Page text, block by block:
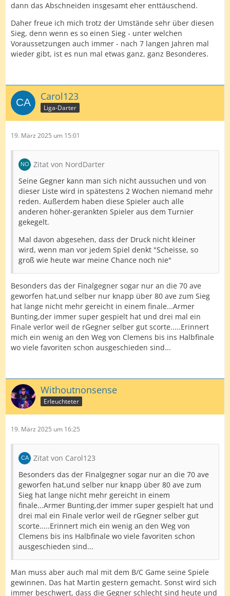
dann das Abschneiden insgesamt eher enttäuschend.
Daher freue ich mich trotz der Umstände sehr über diesen
Sieg, denn wenn es so einen Sieg - unter welchen
Voraussetzungen auch immer - nach 7 langen Jahren mal
wieder gibt, ist es nun mal etwas ganz, ganz Besonderes.
Carol123
Liga-Darter
19. März 2025 um 15:01
Zitat von NordDarter
Seine Gegner kann man sich nicht aussuchen und von
dieser Liste wird in spätestens 2 Wochen niemand mehr
reden. Außerdem haben diese Spieler auch alle
anderen höher-gerankten Spieler aus dem Turnier
gekegelt.
Mal davon abgesehen, dass der Druck nicht kleiner
wird, wenn man vor jedem Spiel denkt "Scheisse, so
groß wie heute war meine Chance noch nie"
Besonders das der Finalgegner sogar nur an die 70 ave
geworfen hat,und selber nur knapp über 80 ave zum Sieg
hat lange nicht mehr gereicht in einem finale...Armer
Bunting,der immer super gespielt hat und drei mal ein
Finale verlor weil de rGegner selber gut scorte.....Erinnert
mich ein wenig an den Weg von Clemens bis ins Halbfinale
wo viele favoriten schon ausgeschieden sind...
Withoutnonsense
Erleuchteter
19. März 2025 um 16:25
Zitat von Carol123
Besonders das der Finalgegner sogar nur an die 70 ave
geworfen hat,und selber nur knapp über 80 ave zum
Sieg hat lange nicht mehr gereicht in einem
finale...Armer Bunting,der immer super gespielt hat und
drei mal ein Finale verlor weil de rGegner selber gut
scorte.....Erinnert mich ein wenig an den Weg von
Clemens bis ins Halbfinale wo viele favoriten schon
ausgeschieden sind...
Man muss aber auch mal mit dem B/C Game seine Spiele
gewinnen. Das hat Martin gestern gemacht. Sonst wird sich
immer beschwert, dass die Gegner schlecht sind heute und